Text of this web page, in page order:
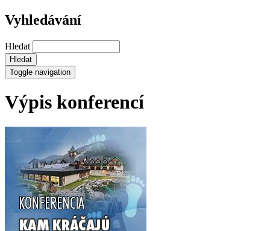
Vyhledávání
Hledat
Toggle navigation
Výpis konferencí